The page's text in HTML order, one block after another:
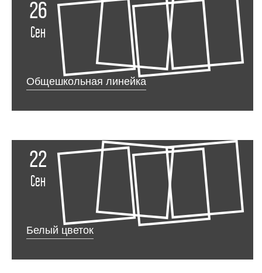
26
Сен
Общешкольная линейка
22
Сен
Белый цветок